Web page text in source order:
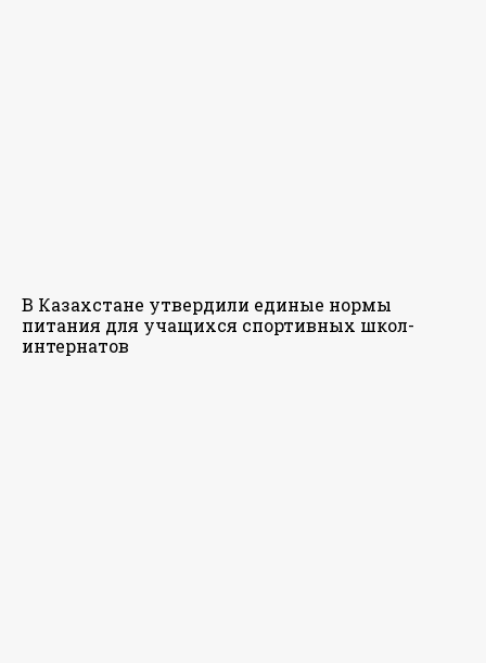
В Казахстане утвердили единые нормы
питания для учащихся спортивных школ-
интернатов